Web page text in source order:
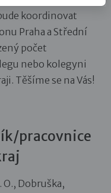
koordinovat
Praha a Střední
počet
nebo kolegyni
Těšíme se na Vás!
pracovnice
O., Dobruška,